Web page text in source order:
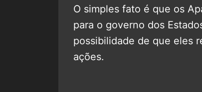
O simples fato é que os
para o governo dos
possibilidade de que eles
ações.